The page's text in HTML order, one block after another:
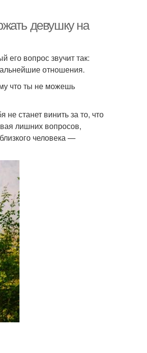
девушку на
его вопрос звучит так:
отношения.
что ты не можешь
станет винить за то, что
лишних вопросов,
человека —